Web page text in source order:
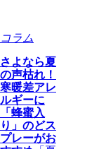
コラム
さよなら夏
の声枯れ！
寒暖差アレ
ルギーに
「蜂蜜入
り」のどス
プレーがお